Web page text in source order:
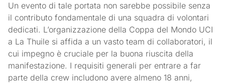
Un evento di tale portata non sarebbe possibile senza
il contributo fondamentale di una squadra di volontari
dedicati. L’organizzazione della Coppa del Mondo UCI
a La Thuile si affida a un vasto team di collaboratori, il
cui impegno è cruciale per la buona riuscita della
manifestazione. I requisiti generali per entrare a far
parte della crew includono avere almeno 18 anni,